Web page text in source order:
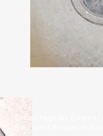
Débouchage des Éviers et
Solutions Efficaces et